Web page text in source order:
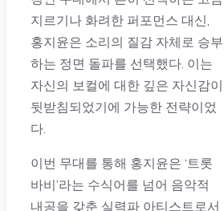
지르기나 화려한 퍼포먼스 대신,
홍지윤은 소리의 질감 자체로 승부
하는 정면 돌파를 선택했다. 이는
자신의 보컬에 대한 깊은 자신감이
뒷받침되었기에 가능한 전략이었
다.
이번 무대를 통해 홍지윤은 ‘트롯
바비’라는 수식어를 넘어 음악적
내공을 갖춘 실력파 아티스트로서